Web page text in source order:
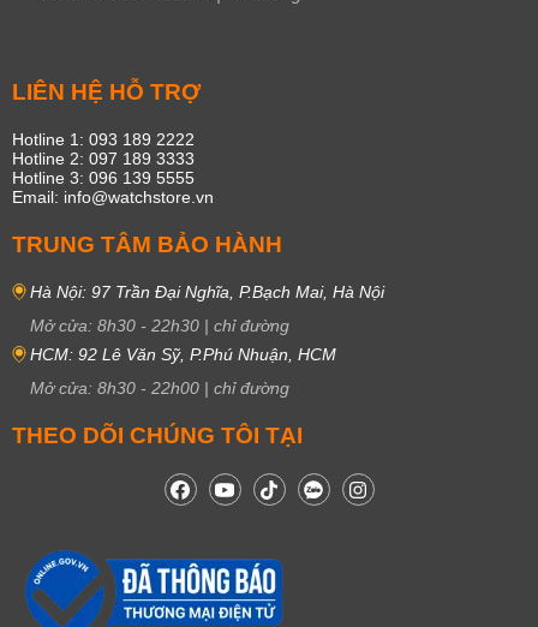
LIÊN HỆ HỖ TRỢ
Hotline 1: 093 189 2222
Hotline 2: 097 189 3333
Hotline 3: 096 139 5555
Email: info@watchstore.vn
TRUNG TÂM BẢO HÀNH
Hà Nội: 97 Trần Đại Nghĩa, P.Bạch Mai, Hà Nội
Mở cửa: 8h30 - 22h30 | chỉ đường
HCM: 92 Lê Văn Sỹ, P.Phú Nhuận, HCM
Mở cửa: 8h30 - 22h00 | chỉ đường
THEO DÕI CHÚNG TÔI TẠI